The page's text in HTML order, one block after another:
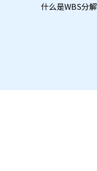
什么是WBS分